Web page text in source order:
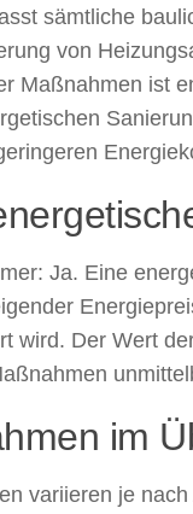
sämtliche
von
Maßnahmen ist
Ja. Eine
wird. Der Wert
im
variieren je